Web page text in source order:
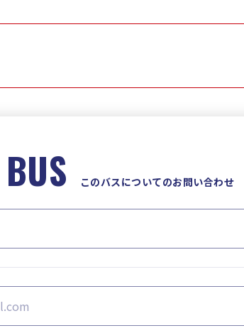
このバスについてのお問い合わせ